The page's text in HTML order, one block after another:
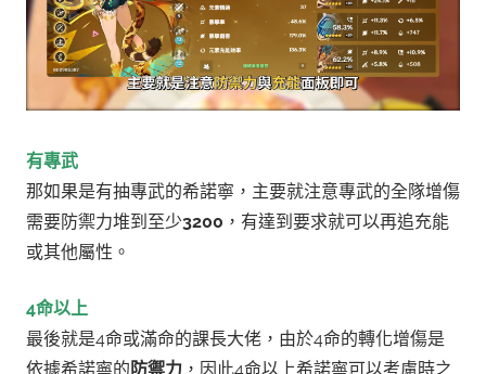
有專武
那如果是有抽專武的希諾寧，主要就注意專武的全隊增傷
需要防禦力堆到至少3200 ，有達到要求就可以再追充能
或其他屬性。
4命以上
最後就是4命或滿命的課長大佬，由於4命的轉化增傷是
依據希諾寧的 防禦力 ，因此4命以上希諾寧可以考慮時之